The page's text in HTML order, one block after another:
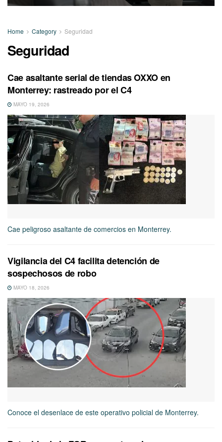
Home Category Seguridad
Seguridad
Cae asaltante serial de tiendas OXXO en
Monterrey: rastreado por el C4
MAYO 19, 2026
Cae peligroso asaltante de comercios en Monterrey.
Vigilancia del C4 facilita detención de
sospechosos de robo
MAYO 18, 2026
Conoce el desenlace de este operativo policial de Monterrey.